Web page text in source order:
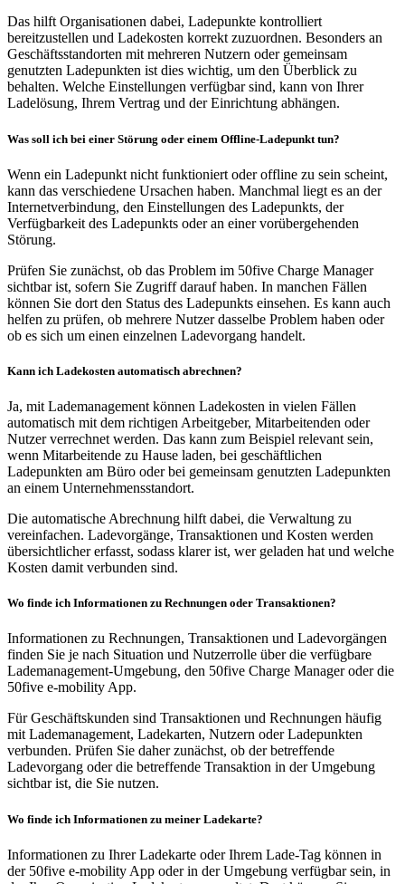
Das hilft Organisationen dabei, Ladepunkte kontrolliert
bereitzustellen und Ladekosten korrekt zuzuordnen. Besonders an
Geschäftsstandorten mit mehreren Nutzern oder gemeinsam
genutzten Ladepunkten ist dies wichtig, um den Überblick zu
behalten. Welche Einstellungen verfügbar sind, kann von Ihrer
Ladelösung, Ihrem Vertrag und der Einrichtung abhängen.
Was soll ich bei einer Störung oder einem Offline-Ladepunkt tun?
Wenn ein Ladepunkt nicht funktioniert oder offline zu sein scheint,
kann das verschiedene Ursachen haben. Manchmal liegt es an der
Internetverbindung, den Einstellungen des Ladepunkts, der
Verfügbarkeit des Ladepunkts oder an einer vorübergehenden
Störung.
Prüfen Sie zunächst, ob das Problem im 50five Charge Manager
sichtbar ist, sofern Sie Zugriff darauf haben. In manchen Fällen
können Sie dort den Status des Ladepunkts einsehen. Es kann auch
helfen zu prüfen, ob mehrere Nutzer dasselbe Problem haben oder
ob es sich um einen einzelnen Ladevorgang handelt.
Kann ich Ladekosten automatisch abrechnen?
Ja, mit Lademanagement können Ladekosten in vielen Fällen
automatisch mit dem richtigen Arbeitgeber, Mitarbeitenden oder
Nutzer verrechnet werden. Das kann zum Beispiel relevant sein,
wenn Mitarbeitende zu Hause laden, bei geschäftlichen
Ladepunkten am Büro oder bei gemeinsam genutzten Ladepunkten
an einem Unternehmensstandort.
Die automatische Abrechnung hilft dabei, die Verwaltung zu
vereinfachen. Ladevorgänge, Transaktionen und Kosten werden
übersichtlicher erfasst, sodass klarer ist, wer geladen hat und welche
Kosten damit verbunden sind.
Wo finde ich Informationen zu Rechnungen oder Transaktionen?
Informationen zu Rechnungen, Transaktionen und Ladevorgängen
finden Sie je nach Situation und Nutzerrolle über die verfügbare
Lademanagement-Umgebung, den 50five Charge Manager oder die
50five e-mobility App.
Für Geschäftskunden sind Transaktionen und Rechnungen häufig
mit Lademanagement, Ladekarten, Nutzern oder Ladepunkten
verbunden. Prüfen Sie daher zunächst, ob der betreffende
Ladevorgang oder die betreffende Transaktion in der Umgebung
sichtbar ist, die Sie nutzen.
Wo finde ich Informationen zu meiner Ladekarte?
Informationen zu Ihrer Ladekarte oder Ihrem Lade-Tag können in
der 50five e-mobility App oder in der Umgebung verfügbar sein, in